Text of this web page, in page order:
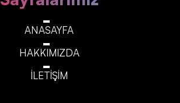
ANASAYFA
HAKKIMIZDA
İLETİŞİM